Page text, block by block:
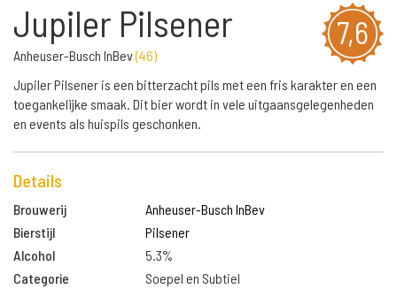
7,6
Jupiler Pilsener
Anheuser-Busch InBev(46)
Jupiler Pilsener is een bitterzacht pils met een fris karakter en een
toegankelijke smaak. Dit bier wordt in vele uitgaansgelegenheden
en events als huispils geschonken.
Details
Brouwerij
Anheuser-Busch InBev
Bierstijl
Pilsener
Alcohol
5.3%
Categorie
Soepel en Subtiel